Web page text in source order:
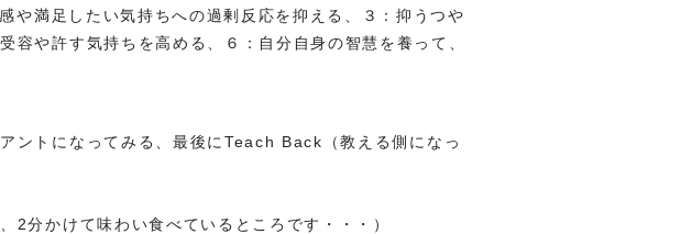
へ
や満足したい気持ちへの過剰反応を抑える、３：抑うつや
や許す気持ちを高める、６：自分自身の智慧を養って、
ントになってみる、最後にTeach Back（教える側になっ
2分かけて味わい食べているところです・・・）